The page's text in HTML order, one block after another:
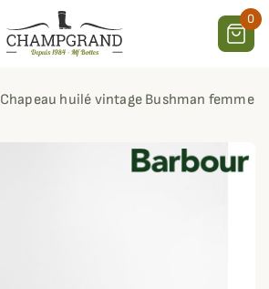
0
Chapeau huilé vintage Bushman femme